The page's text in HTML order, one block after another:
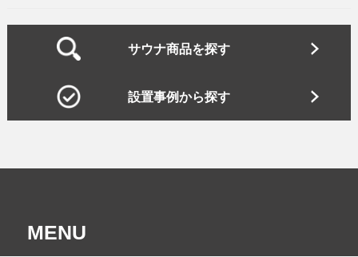
サウナ商品を探す
設置事例から探す
MENU